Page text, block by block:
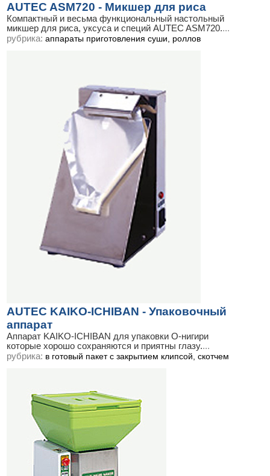
AUTEC ASM720 - Микшер для риса
Компактный и весьма функциональный настольный
микшер для риса, уксуса и специй AUTEC ASM720....
рубрика: аппараты приготовления суши, роллов
AUTEC KAIKO-ICHIBAN - Упаковочный
аппарат
Аппарат KAIKO-ICHIBAN для упаковки О-нигири
которые хорошо сохраняются и приятны глазу....
рубрика: в готовый пакет с закрытием клипсой, скотчем